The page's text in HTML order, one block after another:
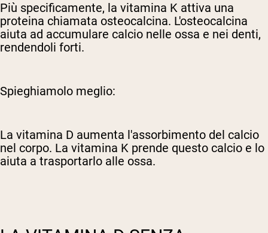
Più specificamente, la vitamina K attiva una
proteina chiamata osteocalcina. L'osteocalcina
aiuta ad accumulare calcio nelle ossa e nei denti,
rendendoli forti.
Spieghiamolo meglio:
La vitamina D aumenta l'assorbimento del calcio
nel corpo. La vitamina K prende questo calcio e lo
aiuta a trasportarlo alle ossa.